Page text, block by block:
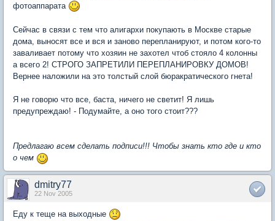
фотоаппарата
Сейчас в связи с тем что алигархи покупають в Москве старые
дома, выносят все и вся и заново перепланируют, и потом кого-то
заваливает потому что хозяин не захотел чтоб стояло 4 колонны
а всего 2! СТРОГО ЗАПРЕТИЛИ ПЕРЕПЛАНИРОВКУ ДОМОВ!
Вернее наложили на это толстый слой бюракратического гнета!
Я не говорю что все, баста, ничего не светит! Я лишь
предупреждаю! - Подумайте, а оно того стоит???
Предлагаю всем сделать подписи!!! Чтобы знать кто где и кто
о чем
dmitry77
22 Nov 2005
Еду к теще на выходные